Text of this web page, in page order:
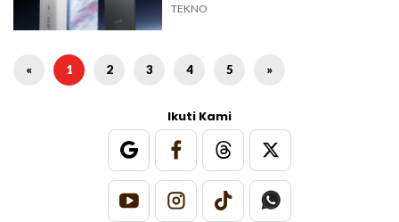
TEKNO
« 1 2 3 4 5 »
Ikuti Kami